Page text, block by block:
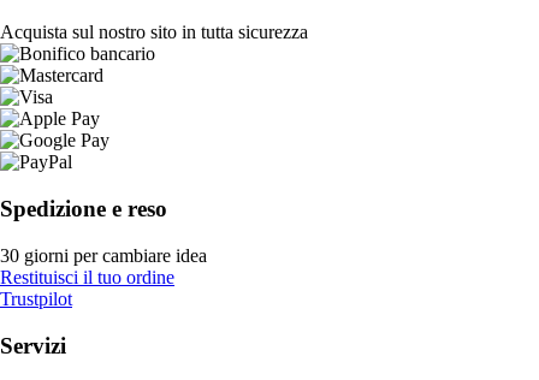
Acquista sul nostro sito in tutta sicurezza
Spedizione e reso
30 giorni per cambiare idea
Restituisci il tuo ordine
Trustpilot
Servizi